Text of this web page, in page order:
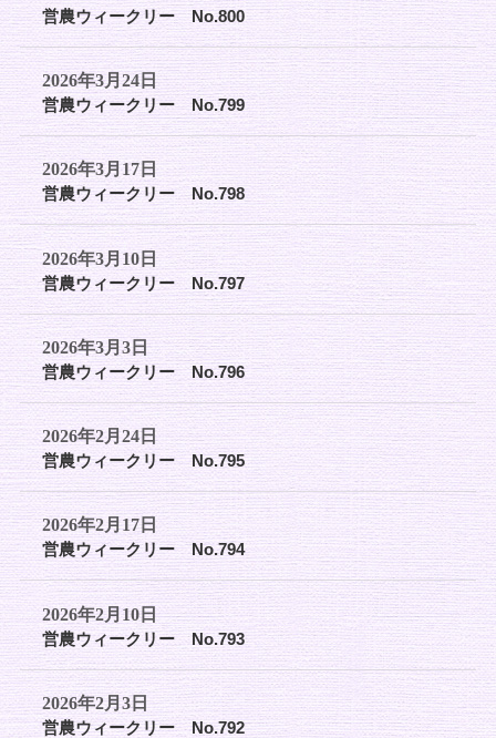
営農ウィークリー No.800
2026年3月24日
営農ウィークリー No.799
2026年3月17日
営農ウィークリー No.798
2026年3月10日
営農ウィークリー No.797
2026年3月3日
営農ウィークリー No.796
2026年2月24日
営農ウィークリー No.795
2026年2月17日
営農ウィークリー No.794
2026年2月10日
営農ウィークリー No.793
2026年2月3日
営農ウィークリー No.792